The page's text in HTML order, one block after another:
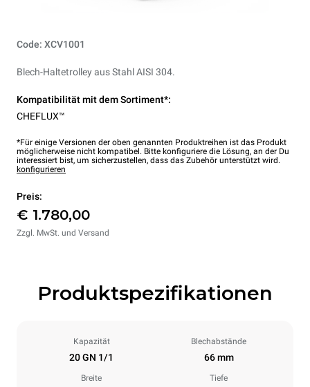
Code: XCV1001
Blech-Haltetrolley aus Stahl AISI 304.
Kompatibilität mit dem Sortiment*:
CHEFLUX™
*Für einige Versionen der oben genannten Produktreihen ist das Produkt
möglicherweise nicht kompatibel. Bitte konfiguriere die Lösung, an der Du
interessiert bist, um sicherzustellen, dass das Zubehör unterstützt wird.
konfigurieren
Preis:
€ 1.780,00
Zzgl. MwSt. und Versand
Produktspezifikationen
Kapazität
20 GN 1/1
Blechabstände
66 mm
Breite Tiefe